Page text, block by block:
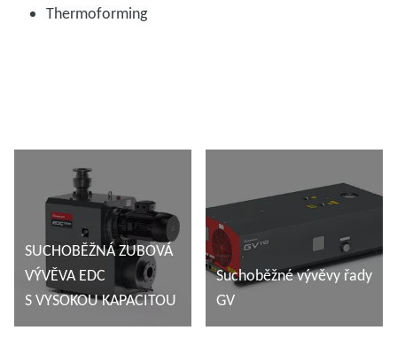
Thermoforming
SUCHOBĚŽNÁ ZUBOVÁ
VÝVĚVA EDC
S VYSOKOU KAPACITOU
Suchoběžné vývěvy řady
GV